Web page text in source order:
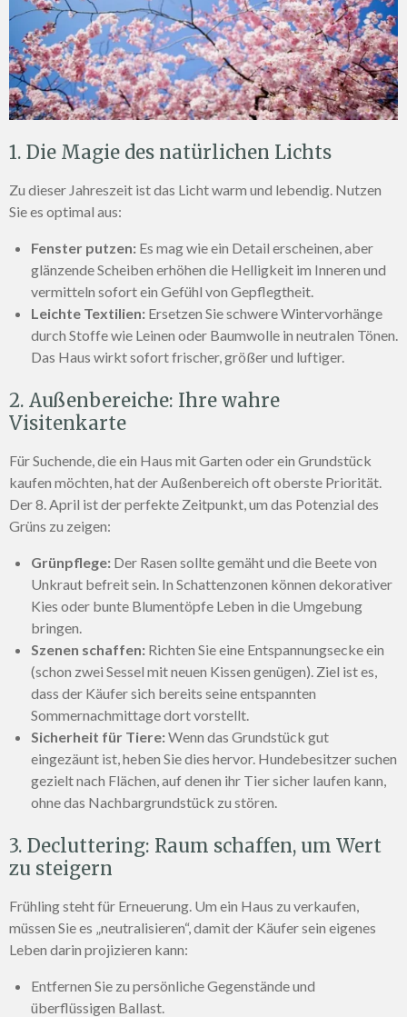
1. Die Magie des natürlichen Lichts
Zu dieser Jahreszeit ist das Licht warm und lebendig. Nutzen
Sie es optimal aus:
Fenster putzen: Es mag wie ein Detail erscheinen, aber
glänzende Scheiben erhöhen die Helligkeit im Inneren und
vermitteln sofort ein Gefühl von Gepflegtheit.
Leichte Textilien: Ersetzen Sie schwere Wintervorhänge
durch Stoffe wie Leinen oder Baumwolle in neutralen Tönen.
Das Haus wirkt sofort frischer, größer und luftiger.
2. Außenbereiche: Ihre wahre
Visitenkarte
Für Suchende, die ein Haus mit Garten oder ein Grundstück
kaufen möchten, hat der Außenbereich oft oberste Priorität.
Der 8. April ist der perfekte Zeitpunkt, um das Potenzial des
Grüns zu zeigen:
Grünpflege: Der Rasen sollte gemäht und die Beete von
Unkraut befreit sein. In Schattenzonen können dekorativer
Kies oder bunte Blumentöpfe Leben in die Umgebung
bringen.
Szenen schaffen: Richten Sie eine Entspannungsecke ein
(schon zwei Sessel mit neuen Kissen genügen). Ziel ist es,
dass der Käufer sich bereits seine entspannten
Sommernachmittage dort vorstellt.
Sicherheit für Tiere:Wenn das Grundstück gut
eingezäunt ist, heben Sie dies hervor. Hundebesitzer suchen
gezielt nach Flächen, auf denen ihr Tier sicher laufen kann,
ohne das Nachbargrundstück zu stören.
3. Decluttering: Raum schaffen, um Wert
zu steigern
Frühling steht für Erneuerung. Um ein Haus zu verkaufen,
müssen Sie es „neutralisieren“, damit der Käufer sein eigenes
Leben darin projizieren kann:
Entfernen Sie zu persönliche Gegenstände und
überflüssigen Ballast.